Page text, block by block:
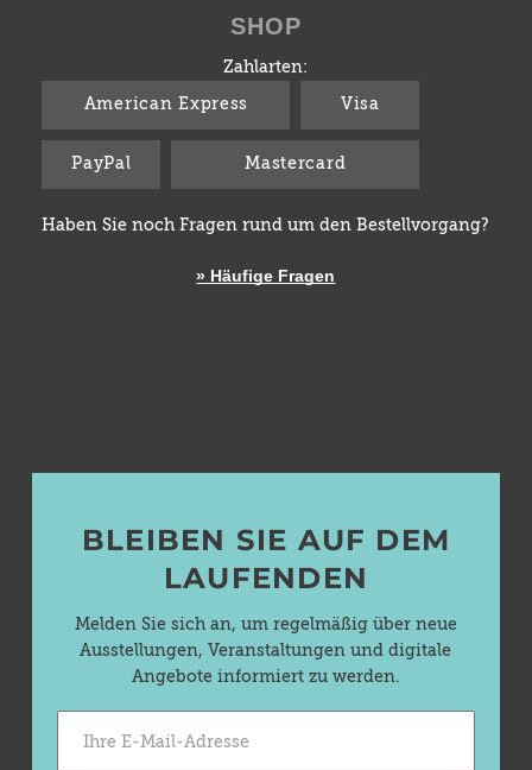
SHOP
Zahlarten:
American Express Visa
PayPal Mastercard
Haben Sie noch Fragen rund um den Bestellvorgang?
» Häufige Fragen
BLEIBEN SIE AUF DEM
LAUFENDEN
Melden Sie sich an, um regelmäßig über neue
Ausstellungen, Veranstaltungen und digitale
Angebote informiert zu werden.